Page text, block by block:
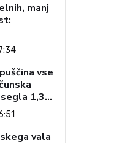
manj
zakona
vse
1,3
vala